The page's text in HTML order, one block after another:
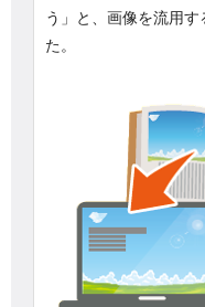
う」と、画像を流用
た。